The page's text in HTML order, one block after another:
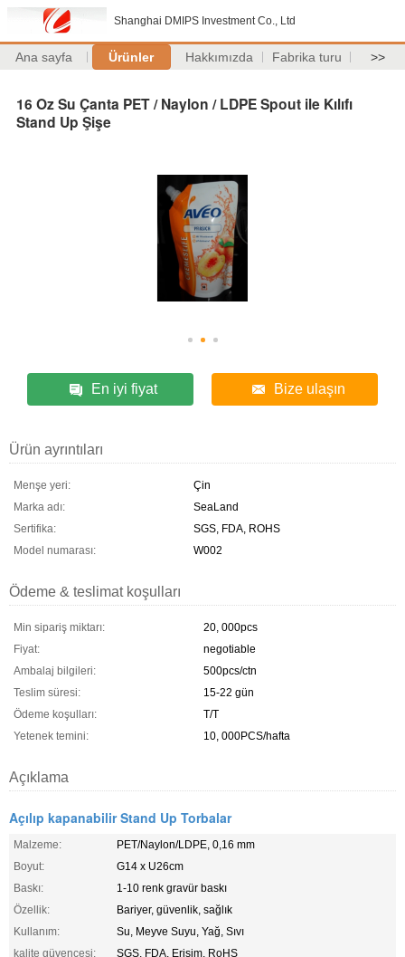
Shanghai DMIPS Investment Co., Ltd
Ana sayfa Ürünler Hakkımızda Fabrika turu >>
16 Oz Su Çanta PET / Naylon / LDPE Spout ile Kılıfı
Stand Up Şişe
En iyi fiyat Bize ulaşın
Ürün ayrıntıları
Menşe yeri:
Çin
Marka adı:
SeaLand
Sertifika:
SGS, FDA, ROHS
Model numarası:
W002
Ödeme & teslimat koşulları
Min sipariş miktarı:
20, 000pcs
Fiyat:
negotiable
Ambalaj bilgileri:
500pcs/ctn
Teslim süresi:
15-22 gün
Ödeme koşulları:
T/T
Yetenek temini:
10, 000PCS/hafta
Açıklama
Açılıp kapanabilir Stand Up Torbalar
Malzeme:
PET/Naylon/LDPE, 0,16 mm
Boyut:
G14 x U26cm
Baskı:
1-10 renk gravür baskı
Özellik:
Bariyer, güvenlik, sağlık
Kullanım:
Su, Meyve Suyu, Yağ, Sıvı
kalite güvencesi:
SGS, FDA, Erişim, RoHS